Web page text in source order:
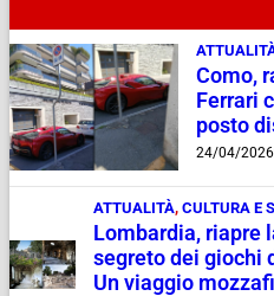
Como,
Ferrari
posto
24/04/2026
ATTUALITÀ, CULTURA E
Lombardia, riapre
segreto dei giochi
Un viaggio